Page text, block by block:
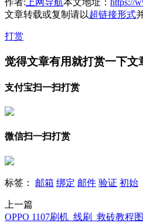
文章转载或复制请以超链接形式
打赏
觉得文章有用就打赏一下文
支付宝扫一扫打赏
微信扫一扫打赏
标签： 邮箱 绑定 邮件 验证 初始
上一篇
OPPO 1107刷机_线刷_救砖教程